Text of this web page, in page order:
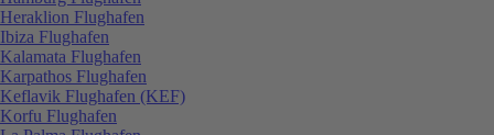
Heraklion Flughafen
Ibiza Flughafen
Kalamata Flughafen
Karpathos Flughafen
Keflavik Flughafen (KEF)
Korfu Flughafen